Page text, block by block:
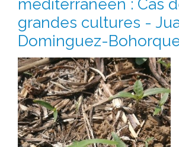
méditerranéen : Cas
grandes cultures -
Dominguez-